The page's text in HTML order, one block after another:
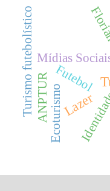
Lazer
Ecoturismo
Mídias
Turismo futebolístico Futebol
ANPTUR